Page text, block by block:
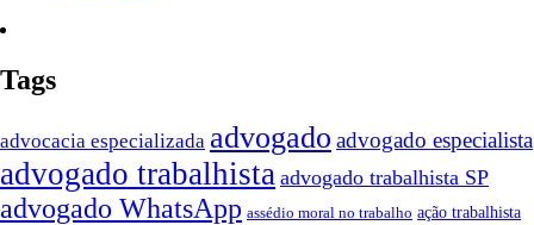
Tags
advocacia especializada advogado advogado especialista
advogado trabalhista advogado trabalhista SP
advogado WhatsApp assédio moral no trabalho ação trabalhista